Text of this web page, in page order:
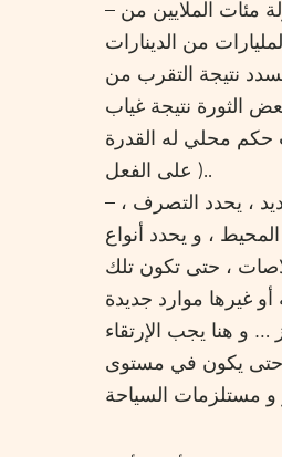
– يجب دفع للدولة مئات الملايين من
من الدينارات
نتيجة التقرب من
الثورة نتيجة غياب
حكم محلي له القدرة
على الفعل )..
– يجب وضع قانون جديد ، يحدد التصرف ،
، و يحدد أنواع
، حتى تكون تلك
أو غيرها موارد جديدة
… و هنا يجب الإرتقاء
، حتى يكون في مستوى